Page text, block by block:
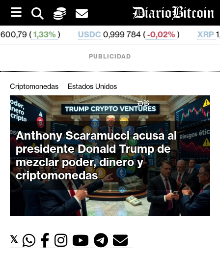
i
p
t
o
USDC 0,999 784 ( -0,02%) XRP1,03 (0,19%
C
r
i
p
t
o
M
d
PUBLICIDAD
Criptomonedas Estados Unidos
Anthony Scaramucci acusa al
presidente Donald Trump de
mezclar poder, dinero y
criptomonedas
𝕏